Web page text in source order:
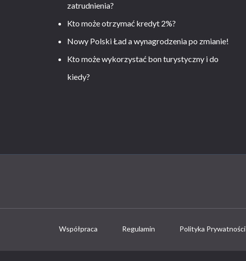
zatrudnienia?
Kto może otrzymać kredyt 2%?
Nowy Polski Ład a wynagrodzenia po zmianie!
Kto może wykorzystać bon turystyczny i do
kiedy?
Współpraca Regulamin Polityka Prywatności